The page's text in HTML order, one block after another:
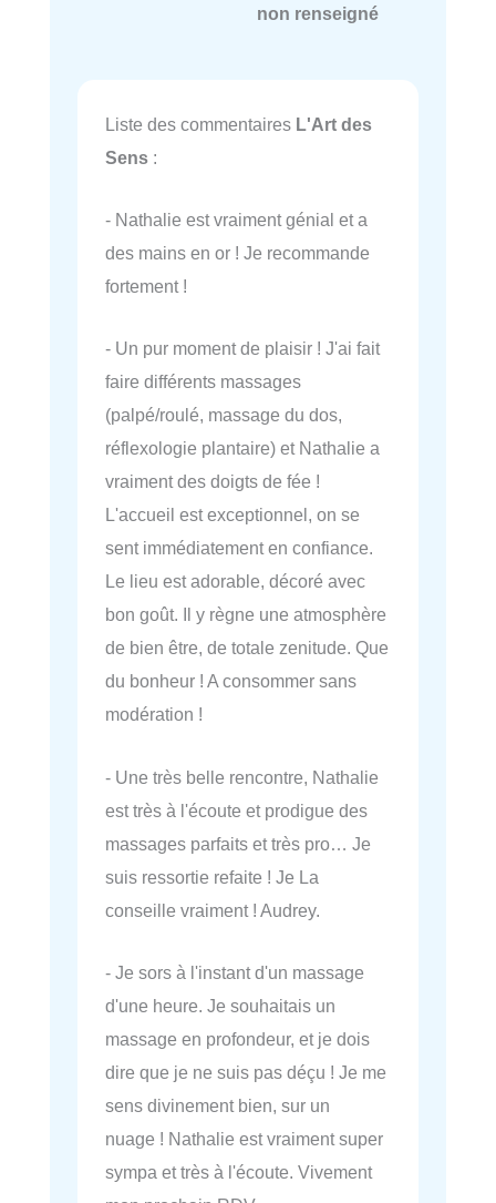
non renseigné
Liste des commentaires L'Art des
Sens :
- Nathalie est vraiment génial et a
des mains en or ! Je recommande
fortement !
- Un pur moment de plaisir ! J'ai fait
faire différents massages
(palpé/roulé, massage du dos,
réflexologie plantaire) et Nathalie a
vraiment des doigts de fée !
L'accueil est exceptionnel, on se
sent immédiatement en confiance.
Le lieu est adorable, décoré avec
bon goût. Il y règne une atmosphère
de bien être, de totale zenitude. Que
du bonheur ! A consommer sans
modération !
- Une très belle rencontre, Nathalie
est très à l'écoute et prodigue des
massages parfaits et très pro… Je
suis ressortie refaite ! Je La
conseille vraiment ! Audrey.
- Je sors à l'instant d'un massage
d'une heure. Je souhaitais un
massage en profondeur, et je dois
dire que je ne suis pas déçu ! Je me
sens divinement bien, sur un
nuage ! Nathalie est vraiment super
sympa et très à l'écoute. Vivement